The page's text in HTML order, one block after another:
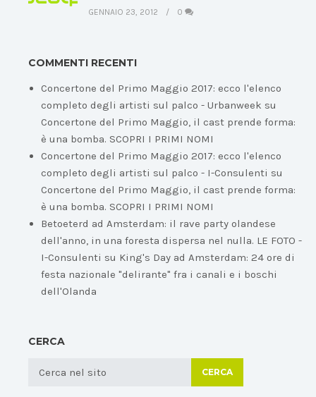
GENNAIO 23, 2012 0
COMMENTI RECENTI
Concertone del Primo Maggio 2017: ecco l'elenco
completo degli artisti sul palco - Urbanweek su
Concertone del Primo Maggio, il cast prende forma:
è una bomba. SCOPRI I PRIMI NOMI
Concertone del Primo Maggio 2017: ecco l'elenco
completo degli artisti sul palco - I-Consulenti su
Concertone del Primo Maggio, il cast prende forma:
è una bomba. SCOPRI I PRIMI NOMI
Betoeterd ad Amsterdam: il rave party olandese
dell'anno, in una foresta dispersa nel nulla. LE FOTO -
I-Consulenti su King's Day ad Amsterdam: 24 ore di
festa nazionale "delirante" fra i canali e i boschi
dell'Olanda
CERCA
CERCA